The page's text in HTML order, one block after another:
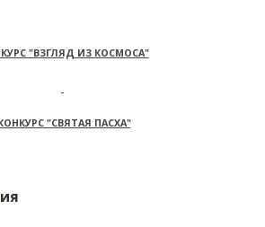
"ВЗГЛЯД ИЗ КОСМОСА"
"СВЯТАЯ ПАСХА"